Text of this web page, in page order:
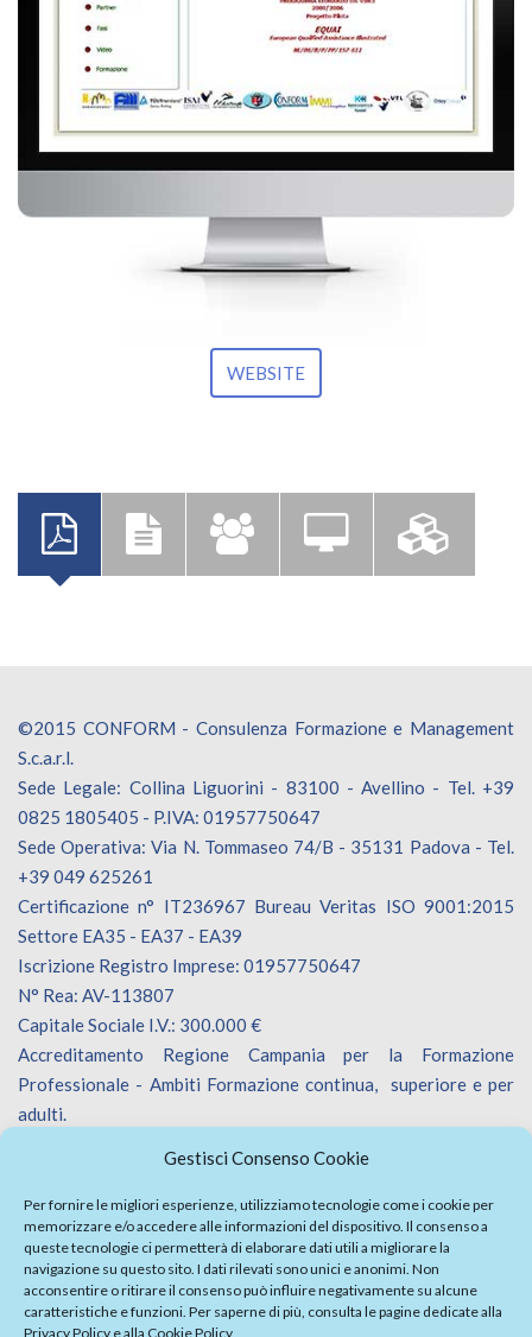
Gestisci Consenso Cookie
Per fornire le migliori esperienze, utilizziamo tecnologie come i cookie per
memorizzare e/o accedere alle informazioni del dispositivo. Il consenso a
queste tecnologie ci permetterà di elaborare dati utili a migliorare la
navigazione su questo sito. I dati rilevati sono unici e anonimi. Non
acconsentire o ritirare il consenso può influire negativamente su alcune
caratteristiche e funzioni. Per saperne di più, consulta le pagine dedicate alla
Privacy Policy e alla Cookie Policy
WEBSITE
©2015 CONFORM - Consulenza Formazione e Management
S.c.a.r.l.
Sede Legale: Collina Liguorini - 83100 - Avellino - Tel. +39
0825 1805405 - P.IVA: 01957750647
Sede Operativa: Via N. Tommaseo 74/B - 35131 Padova - Tel.
+39 049 625261
Certificazione n° IT236967 Bureau Veritas ISO 9001:2015
Settore EA35 - EA37 - EA39
Iscrizione Registro Imprese: 01957750647
N° Rea: AV-113807
Capitale Sociale I.V.: 300.000 €
Accreditamento Regione Campania per la Formazione
Professionale - Ambiti Formazione continua, superiore e per
adulti.
Iscrizione Catalogo Fornitori Innoveneto.